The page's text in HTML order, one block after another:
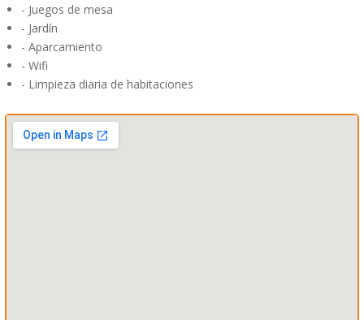
- Juegos de mesa
- Jardín
- Aparcamiento
- Wifi
- Limpieza diaria de habitaciones